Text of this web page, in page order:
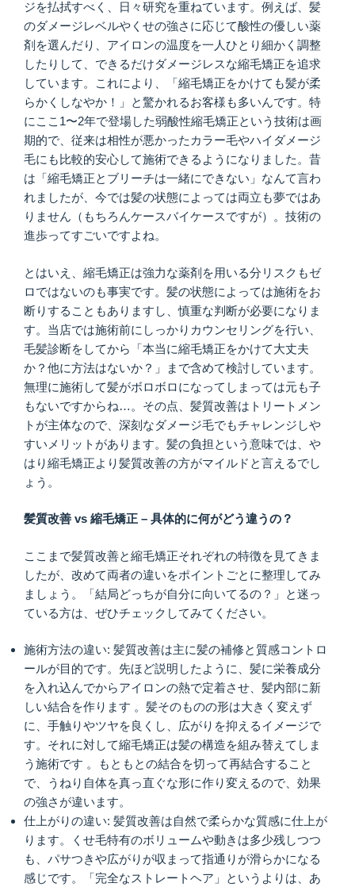
ジを払拭すべく、日々研究を重ねています。例えば、髪
のダメージレベルやくせの強さに応じて酸性の優しい薬
剤を選んだり、アイロンの温度を一人ひとり細かく調整
したりして、できるだけダメージレスな縮毛矯正を追求
しています。これにより、「縮毛矯正をかけても髪が柔
らかくしなやか！」と驚かれるお客様も多いんです。特
にここ1〜2年で登場した弱酸性縮毛矯正という技術は画
期的で、従来は相性が悪かったカラー毛やハイダメージ
毛にも比較的安心して施術できるようになりました。昔
は「縮毛矯正とブリーチは一緒にできない」なんて言わ
れましたが、今では髪の状態によっては両立も夢ではあ
りません（もちろんケースバイケースですが）。技術の
進歩ってすごいですよね。
とはいえ、縮毛矯正は強力な薬剤を用いる分リスクもゼ
ロではないのも事実です。髪の状態によっては施術をお
断りすることもありますし、慎重な判断が必要になりま
す。当店では施術前にしっかりカウンセリングを行い、
毛髪診断をしてから「本当に縮毛矯正をかけて大丈夫
か？他に方法はないか？」まで含めて検討しています。
無理に施術して髪がボロボロになってしまっては元も子
もないですからね…。その点、髪質改善はトリートメン
トが主体なので、深刻なダメージ毛でもチャレンジしや
すいメリットがあります。髪の負担という意味では、や
はり縮毛矯正より髪質改善の方がマイルドと言えるでし
ょう。
髪質改善 vs 縮毛矯正 – 具体的に何がどう違うの？
ここまで髪質改善と縮毛矯正それぞれの特徴を見てきま
したが、改めて両者の違いをポイントごとに整理してみ
ましょう。「結局どっちが自分に向いてるの？」と迷っ
ている方は、ぜひチェックしてみてください。
施術方法の違い: 髪質改善は主に髪の補修と質感コントロ
ールが目的です。先ほど説明したように、髪に栄養成分
を入れ込んでからアイロンの熱で定着させ、髪内部に新
しい結合を作ります 。髪そのものの形は大きく変えず
に、手触りやツヤを良くし、広がりを抑えるイメージで
す。それに対して縮毛矯正は髪の構造を組み替えてしま
う施術です 。もともとの結合を切って再結合すること
で、うねり自体を真っ直ぐな形に作り変えるので、効果
の強さが違います。
仕上がりの違い: 髪質改善は自然で柔らかな質感に仕上が
ります。くせ毛特有のボリュームや動きは多少残しつつ
も、パサつきや広がりが収まって指通りが滑らかになる
感じです。「完全なストレートヘア」というよりは、あ